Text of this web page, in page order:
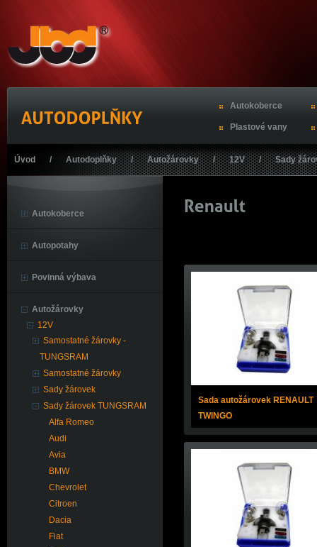
Autokoberce
Plastové vany
Úvod / Autodoplňky / Autožárovky / 12V / Sady
Autokoberce
Autopotahy
Povinná výbava
Autožárovky
12V
Samostatné žárovky -
TUNGSRAM
Samostatné žárovky
Sady žárovek
Sady žárovek TUNGSRAM
Alfa Romeo
Audi
Avia
BMW
Chevrolet
Citroen
Dacia
Fiat
Sada autožárovek RENAULT
TWINGO